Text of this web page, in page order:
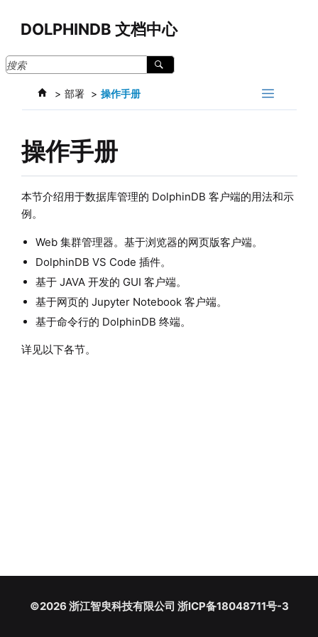
DOLPHINDB 文档中心
部署 操作手册
操作手册
本节介绍用于数据库管理的 DolphinDB 客户端的用法和示
例。
Web 集群管理器。基于浏览器的网页版客户端。
DolphinDB VS Code 插件。
基于 JAVA 开发的 GUI 客户端。
基于网页的 Jupyter Notebook 客户端。
基于命令行的 DolphinDB 终端。
详见以下各节。
©2026 浙江智臾科技有限公司 浙ICP备18048711号-3